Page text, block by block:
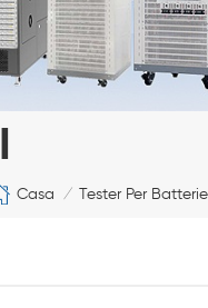
Casa / Tester Per Batterie